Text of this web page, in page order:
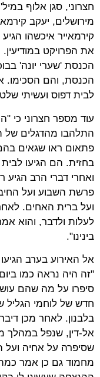
חצרוני, סגן אלוף
מירושלים, יעקב
קירמאייר איכשהו
את הפרויקט
הכנסת 'שערי יונה'
הכנסת, והם הסכימו.
לבית דפוס ועשיתי
עוד מספר חצרוני כי
התלהבו מהדגלים של
פתאום ראו שגאים
בחזית. הם הגיעו
ואחרי דברי הרב הגיע
פרשת השבוע ועל
ועל ברית האחים.
לעלות ולדבר, והוא
בינינו".
"זה היה נראה כמו
סיפרו על מה שהם
חדש של לוחמי
בלבנון. לאחר מכן
שסיפרה על אחיה
מחמוד גם כן אמר כמה